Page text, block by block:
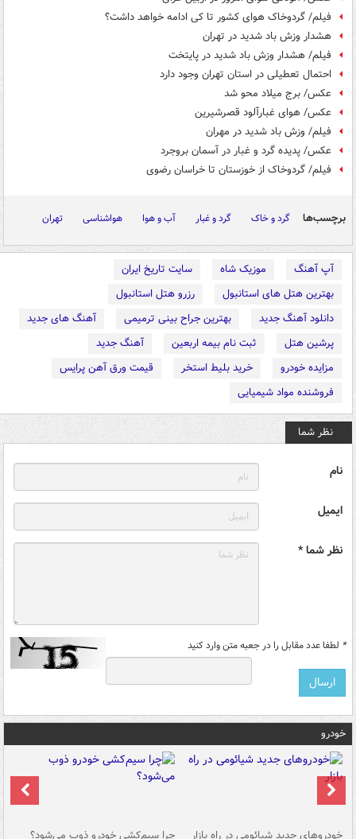
فیلم/ گردوخاک هوای کشور تا کی ادامه خواهد داشت؟
هشدار وزش باد شدید در تهران
فیلم/ هشدار وزش باد شدید در پایتخت
احتمال تعطیلی در استان تهران وجود دارد
عکس/ برج میلاد محو شد
عکس/ هوای غبارآلود قصرشیرین
فیلم/ وزش باد شدید در مهران
عکس/ پدیده گرد و غبار در آسمان بروجرد
فیلم/ گردوخاک از خوزستان تا خراسان رضوی
برچسب‌ها گرد و خاک گرد و غبار آب و هوا هواشناسی تهران
آپ آهنگ موزیک شاه
سایت تاریخ ایران
بهترین هتل های استانبول
رزرو هتل استانبول
دانلود آهنگ جدید
بهترین جراح بینی ترمیمی
آهنگ های جدید
پرشین هتل
ثبت نام بیمه اربعین
آهنگ جدید
مزایده خودرو
خرید بلیط استخر
قیمت ورق آهن پرایس
فروشنده مواد شیمیایی
نظر شما
نام
ایمیل
نظر شما *
* لطفا عدد مقابل را در جعبه متن وارد کنید
خودرو
خودروهای جدید شیائومی در راه بازار چرا سیم‌کشی خودرو ذوب می‌شود؟